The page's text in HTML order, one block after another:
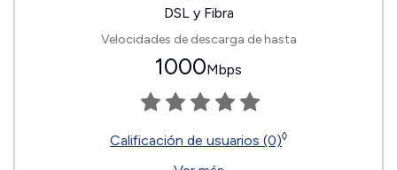
DSL y Fibra
Velocidades de descarga de hasta
1000Mbps
Calificación de usuarios (0)◊